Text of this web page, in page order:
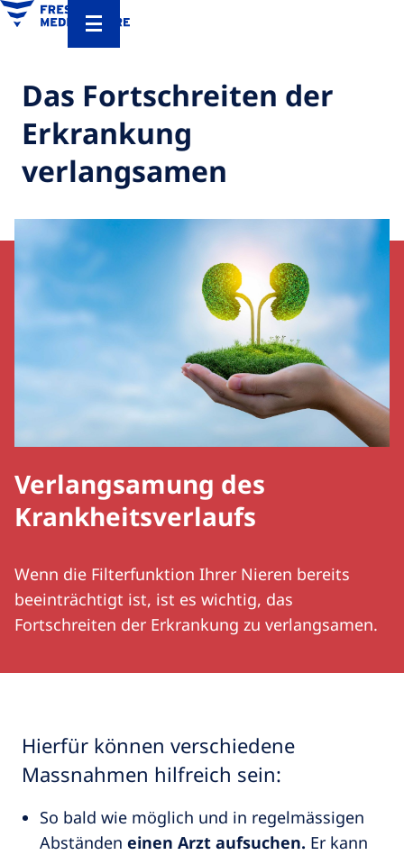
Das Fortschreiten der
Erkrankung
verlangsamen
Verlangsamung des
Krankheitsverlaufs
Wenn die Filterfunktion Ihrer Nieren bereits
beeinträchtigt ist, ist es wichtig, das
Fortschreiten der Erkrankung zu verlangsamen.
Hierfür können verschiedene
Massnahmen hilfreich sein:
So bald wie möglich und in regelmässigen
Abständen einen Arzt aufsuchen. Er kann